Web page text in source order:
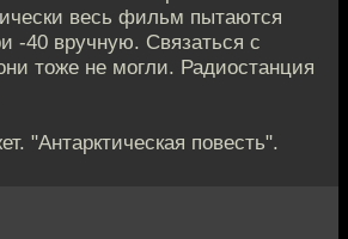
весь фильм пытаются
-40 вручную. Связаться с
тоже не могли. Радиостанция
"Антарктическая повесть".